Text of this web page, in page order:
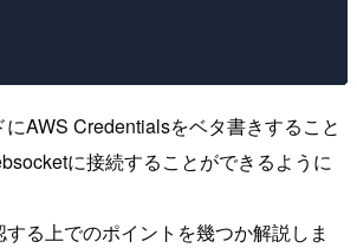
AWS Credentialsをベタ書きすること
に接続することができるように
る上でのポイントを幾つか解説しま